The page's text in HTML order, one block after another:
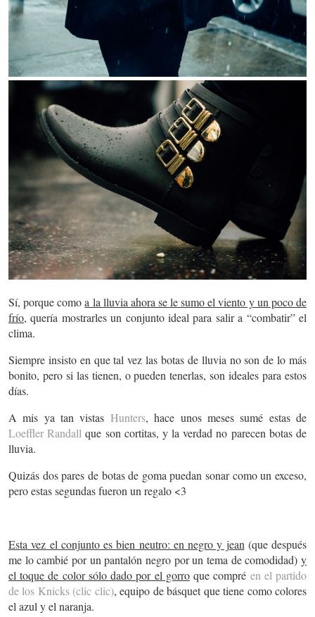
Sí, porque comoa la lluvia ahora se le sumo el viento y un poco de
frío, quería mostrarles un conjunto ideal para salir a “combatir” el
clima.
Siempre insisto en que tal vez las botas de lluvia no son de lo más
bonito, pero si las tienen, o pueden tenerlas, son ideales para estos
días.
A mis ya tan vistas Hunters, hace unos meses sumé estas de
Loeffler Randall que son cortitas, y la verdad no parecen botas de
lluvia.
Quizás dos pares de botas de goma puedan sonar como un exceso,
pero estas segundas fueron un regalo <3
Esta vez el conjunto es bien neutro: en negro y jean (que después
me lo cambié por un pantalón negro por un tema de comodidad) y
el toque de color sólo dado por el gorroque compré en el partido
de los Knicks (clic clic), equipo de básquet que tiene como colores
el azul y el naranja.